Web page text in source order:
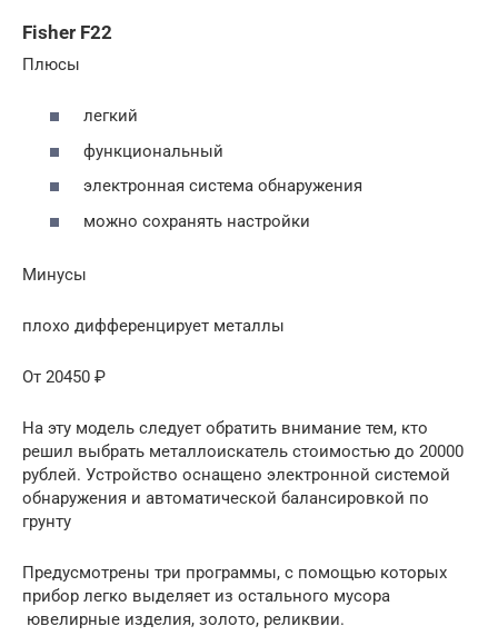
Fisher F22
Плюсы
легкий
функциональный
электронная система обнаружения
можно сохранять настройки
Минусы
плохо дифференцирует металлы
От 20450 ₽
На эту модель следует обратить внимание тем, кто
решил выбрать металлоискатель стоимостью до 20000
рублей. Устройство оснащено электронной системой
обнаружения и автоматической балансировкой по
грунту
Предусмотрены три программы, с помощью которых
прибор легко выделяет из остального мусора
ювелирные изделия, золото, реликвии.